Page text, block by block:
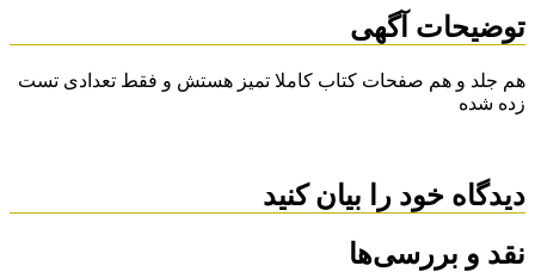
توضیحات آگهی
هم جلد و هم صفحات کتاب کاملا تمیز هستش و فقط تعدادی تست
زده شده
دیدگاه خود را بیان کنید
نقد و بررسی‌ها